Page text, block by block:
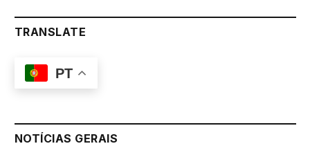
TRANSLATE
PT
NOTÍCIAS GERAIS